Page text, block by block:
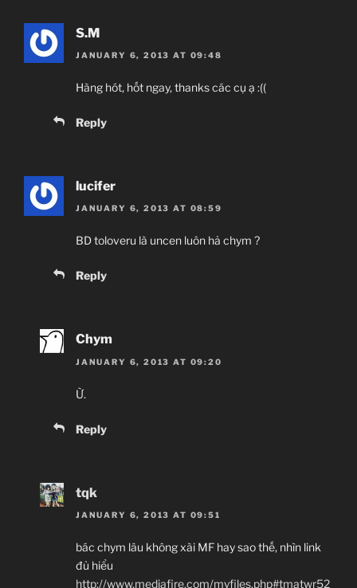
S.M
JANUARY 6, 2013 AT 09:48
Hàng hót, hốt ngay, thanks các cụ ạ :((
Reply
lucifer
JANUARY 6, 2013 AT 08:59
BD toloveru là uncen luôn hả chym ?
Reply
Chym
JANUARY 6, 2013 AT 09:20
Ừ.
Reply
tqk
JANUARY 6, 2013 AT 09:51
bác chym lâu không xài MF hay sao thế, nhìn link
đủ hiểu
http://www.mediafire.com/myfiles.php#tmatwr52